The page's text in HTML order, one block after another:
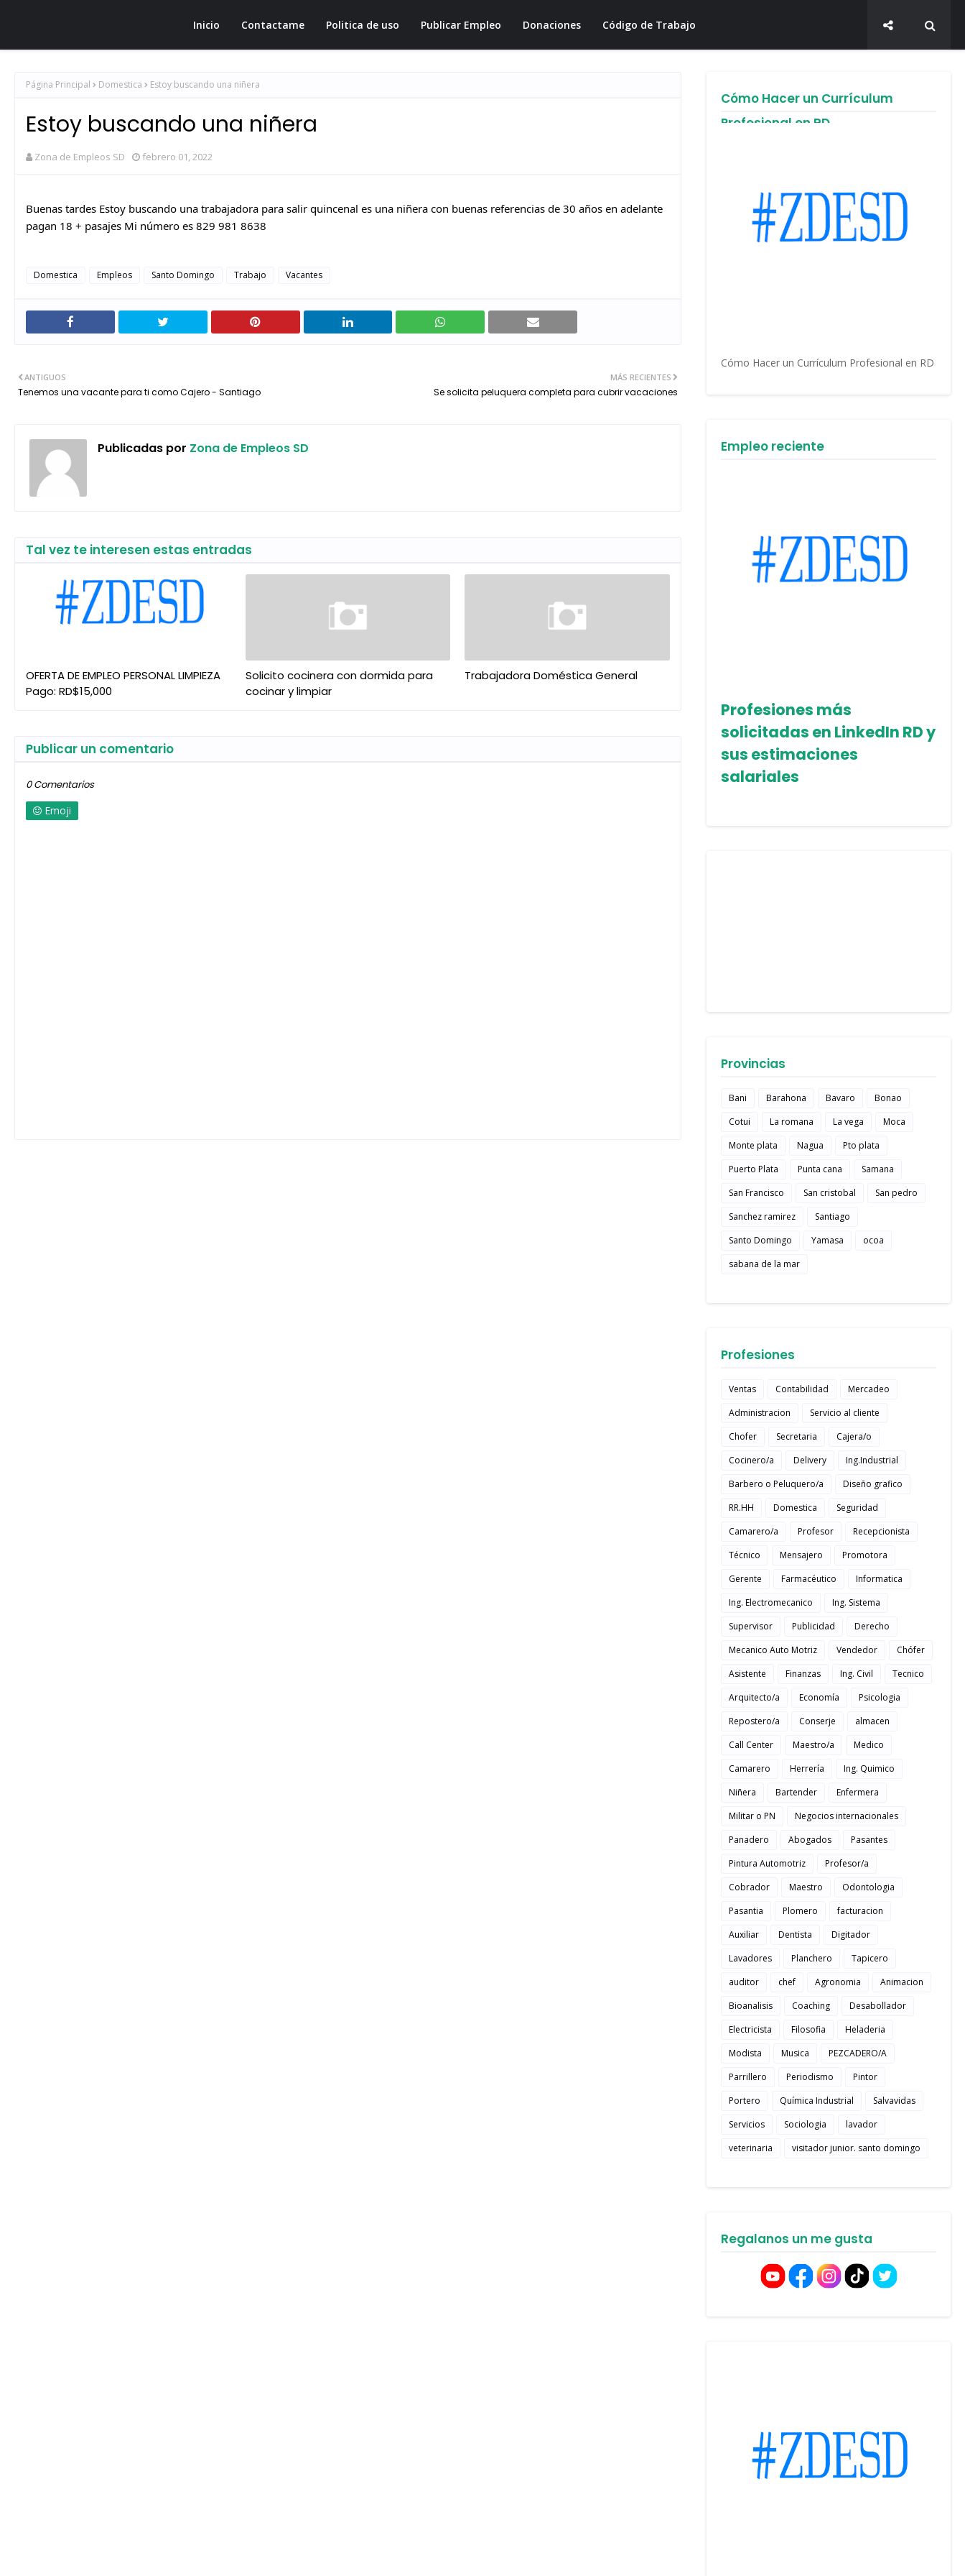
Inicio Contactame Politica de uso Publicar Empleo Donaciones Código de Trabajo
Página Principal Domestica Estoy buscando una niñera
Estoy buscando una niñera
Zona de Empleos SD febrero 01, 2022
Buenas tardes Estoy buscando una trabajadora para salir quincenal es una niñera con buenas referencias de 30 años en adelante
pagan 18 + pasajes Mi número es 829 981 8638
Domestica Empleos Santo Domingo Trabajo Vacantes
MÁS RECIENTES
Se solicita peluquera completa para cubrir vacaciones
ANTIGUOS
Tenemos una vacante para ti como Cajero - Santiago
Publicadas por Zona de Empleos SD
Tal vez te interesen estas entradas
OFERTA DE EMPLEO PERSONAL LIMPIEZA
Pago: RD$15,000
Solicito cocinera con dormida para
cocinar y limpiar
Trabajadora Doméstica General
Publicar un comentario
0 Comentarios
Emoji
Cómo Hacer un Currículum
Profesional en RD
Cómo Hacer un Currículum Profesional en RD
Empleo reciente
Profesiones más
solicitadas en LinkedIn RD y
sus estimaciones
salariales
Provincias
Bani Barahona Bavaro
Bonao
Cotui
La romana La vega
Moca
Monte plata
Nagua
Pto plata
Puerto Plata
Punta cana
Samana
San Francisco
San cristobal
San pedro
Sanchez ramirez
Santiago
Santo Domingo
Yamasa
ocoa
sabana de la mar
Profesiones
Ventas Contabilidad
Mercadeo
Administracion
Servicio al cliente
Chofer
Secretaria
Cajera/o
Cocinero/a
Delivery
Ing.Industrial
Barbero o Peluquero/a
Diseño grafico
RR.HH
Domestica
Seguridad
Camarero/a
Profesor
Recepcionista
Técnico
Mensajero
Promotora
Gerente
Farmacéutico
Informatica
Ing. Electromecanico
Ing. Sistema
Supervisor
Publicidad
Derecho
Mecanico Auto Motriz
Vendedor
Chófer
Asistente
Finanzas Ing. Civil
Tecnico
Arquitecto/a
Economía
Psicologia
Repostero/a
Conserje
almacen
Call Center
Maestro/a
Medico
Camarero
Herrería
Ing. Quimico
Niñera
Bartender
Enfermera
Militar o PN
Negocios internacionales
Panadero
Abogados
Pasantes
Pintura Automotriz
Profesor/a
Cobrador
Maestro
Odontologia
Pasantia
Plomero
facturacion
Auxiliar
Dentista
Digitador
Lavadores
Planchero
Tapicero
auditor
chef Agronomia
Animacion
Bioanalisis
Coaching
Desabollador
Electricista
Filosofia
Heladeria
Modista
Musica
PEZCADERO/A
Parrillero
Periodismo
Pintor
Portero
Química Industrial
Salvavidas
Servicios
Sociologia
lavador
veterinaria
visitador junior. santo domingo
Regalanos un me gusta